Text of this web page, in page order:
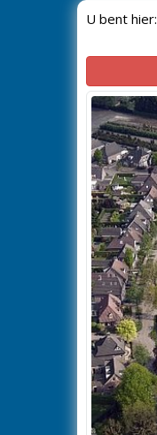
U bent hier: